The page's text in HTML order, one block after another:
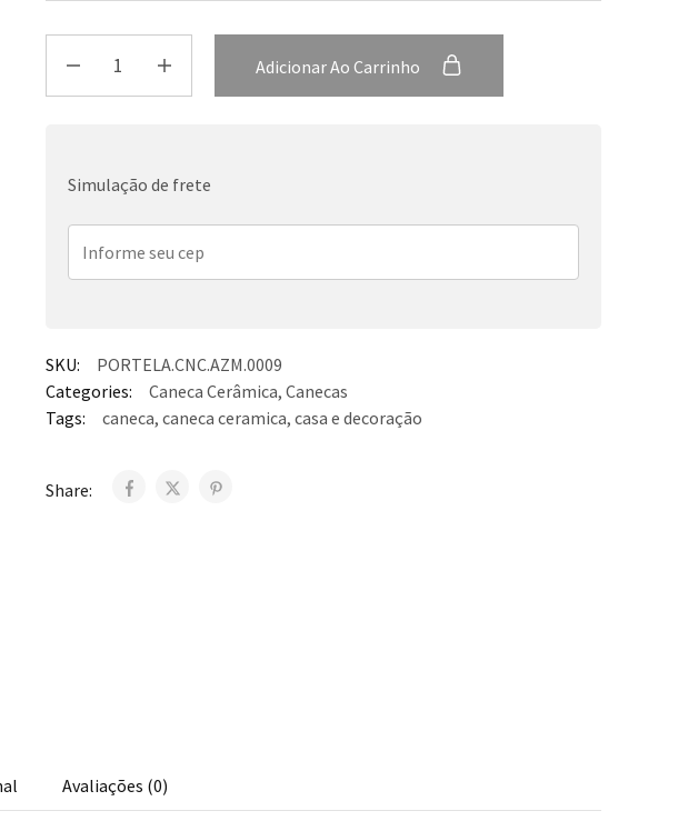
Adicionar Ao Carrinho
Simulação de frete
SKU:
PORTELA.CNC.AZM.0009
Categories:
Caneca Cerâmica, Canecas
Tags:
caneca, caneca ceramica, casa e decoração
Share:
Avaliações (0)